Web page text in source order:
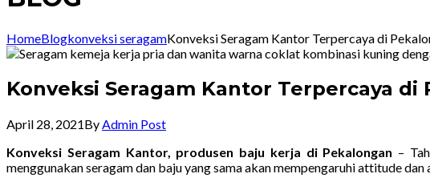
HomeBlogkonveksi seragamKonveksi Seragam Kantor Terpercaya di
Konveksi Seragam Kantor Terpercaya di
April 28, 2021By Admin Post
Konveksi Seragam Kantor, produsen baju kerja di Pekalongan –
menggunakan seragam dan baju yang sama akan mempengaruhi attitude